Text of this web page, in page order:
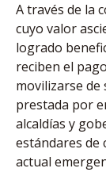
A través de la
cuyo valor
logrado
reciben el
movilizarse de
prestada por
alcaldías y
estándares de
actual